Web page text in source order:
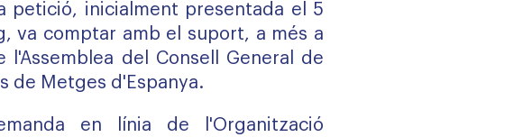
petició, inicialment presentada el 5
va comptar amb el suport, a més a
l'Assemblea del Consell General de
de Metges d'Espanya.
en línia de l'Organització